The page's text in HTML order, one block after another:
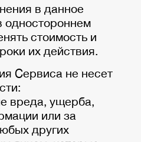
в данное
одностороннем
стоимость и
их действия.
Сервиса не несет
вреда, ущерба,
или за
других